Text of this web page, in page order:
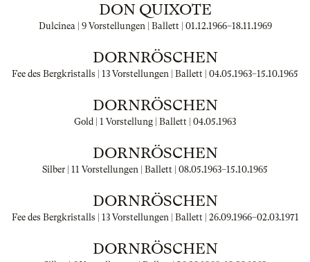
DON QUIXOTE
Dulcinea | 9 Vorstellungen | Ballett | 01.12.1966–18.11.1969
DORNRÖSCHEN
Fee des Bergkristalls | 13 Vorstellungen | Ballett | 04.05.1963–15.10.1965
DORNRÖSCHEN
Gold | 1 Vorstellung | Ballett | 04.05.1963
DORNRÖSCHEN
Silber | 11 Vorstellungen | Ballett | 08.05.1963–15.10.1965
DORNRÖSCHEN
Fee des Bergkristalls | 13 Vorstellungen | Ballett | 26.09.1966–02.03.1971
DORNRÖSCHEN